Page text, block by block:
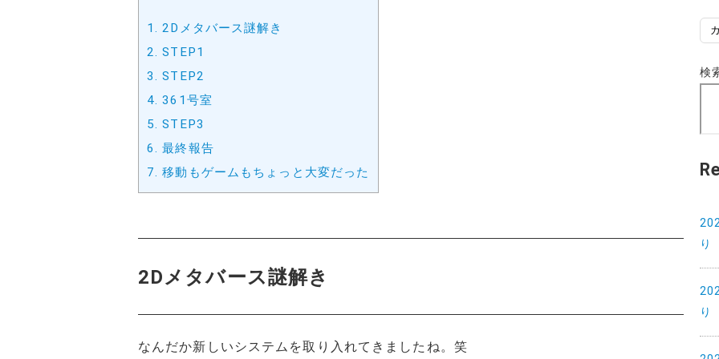
1. 2Dメタバース謎解き
2. STEP1
3. STEP2
4. 361号室
5. STEP3
6. 最終報告
7. 移動もゲームもちょっと大変だった
2Dメタバース謎解き
なんだか新しいシステムを取り入れてきましたね。笑
カ
テ
ゴ
リ
検
り
り